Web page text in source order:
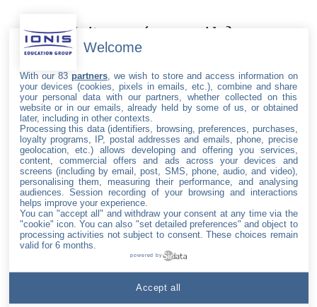
Vous souhaitez une réponse rapide ?
Utilisez notre formulaire de contact
SUIVEZ LE GROUPE IONIS
facebook
twitterlinkedinyoutube
Accueil
À propos du
Welcome
With our 83 partners , we wish to store and access information on
your devices (cookies, pixels in emails, etc.), combine and share
your personal data with our partners, whether collected on this
website or in our emails, already held by some of us, or obtained
later, including in other contexts.
Processing this data (identifiers, browsing, preferences, purchases,
loyalty programs, IP, postal addresses and emails, phone, precise
geolocation, etc.) allows developing and offering you services,
content, commercial offers and ads across your devices and
screens (including by email, post, SMS, phone, audio, and video),
personalising them, measuring their performance, and analysing
audiences. Session recording of your browsing and interactions
helps improve your experience.
You can "accept all" and withdraw your consent at any time via the
"cookie" icon. You can also "set detailed preferences" and object to
processing activities not subject to consent. These choices remain
valid for 6 months.
powered by
Accept all